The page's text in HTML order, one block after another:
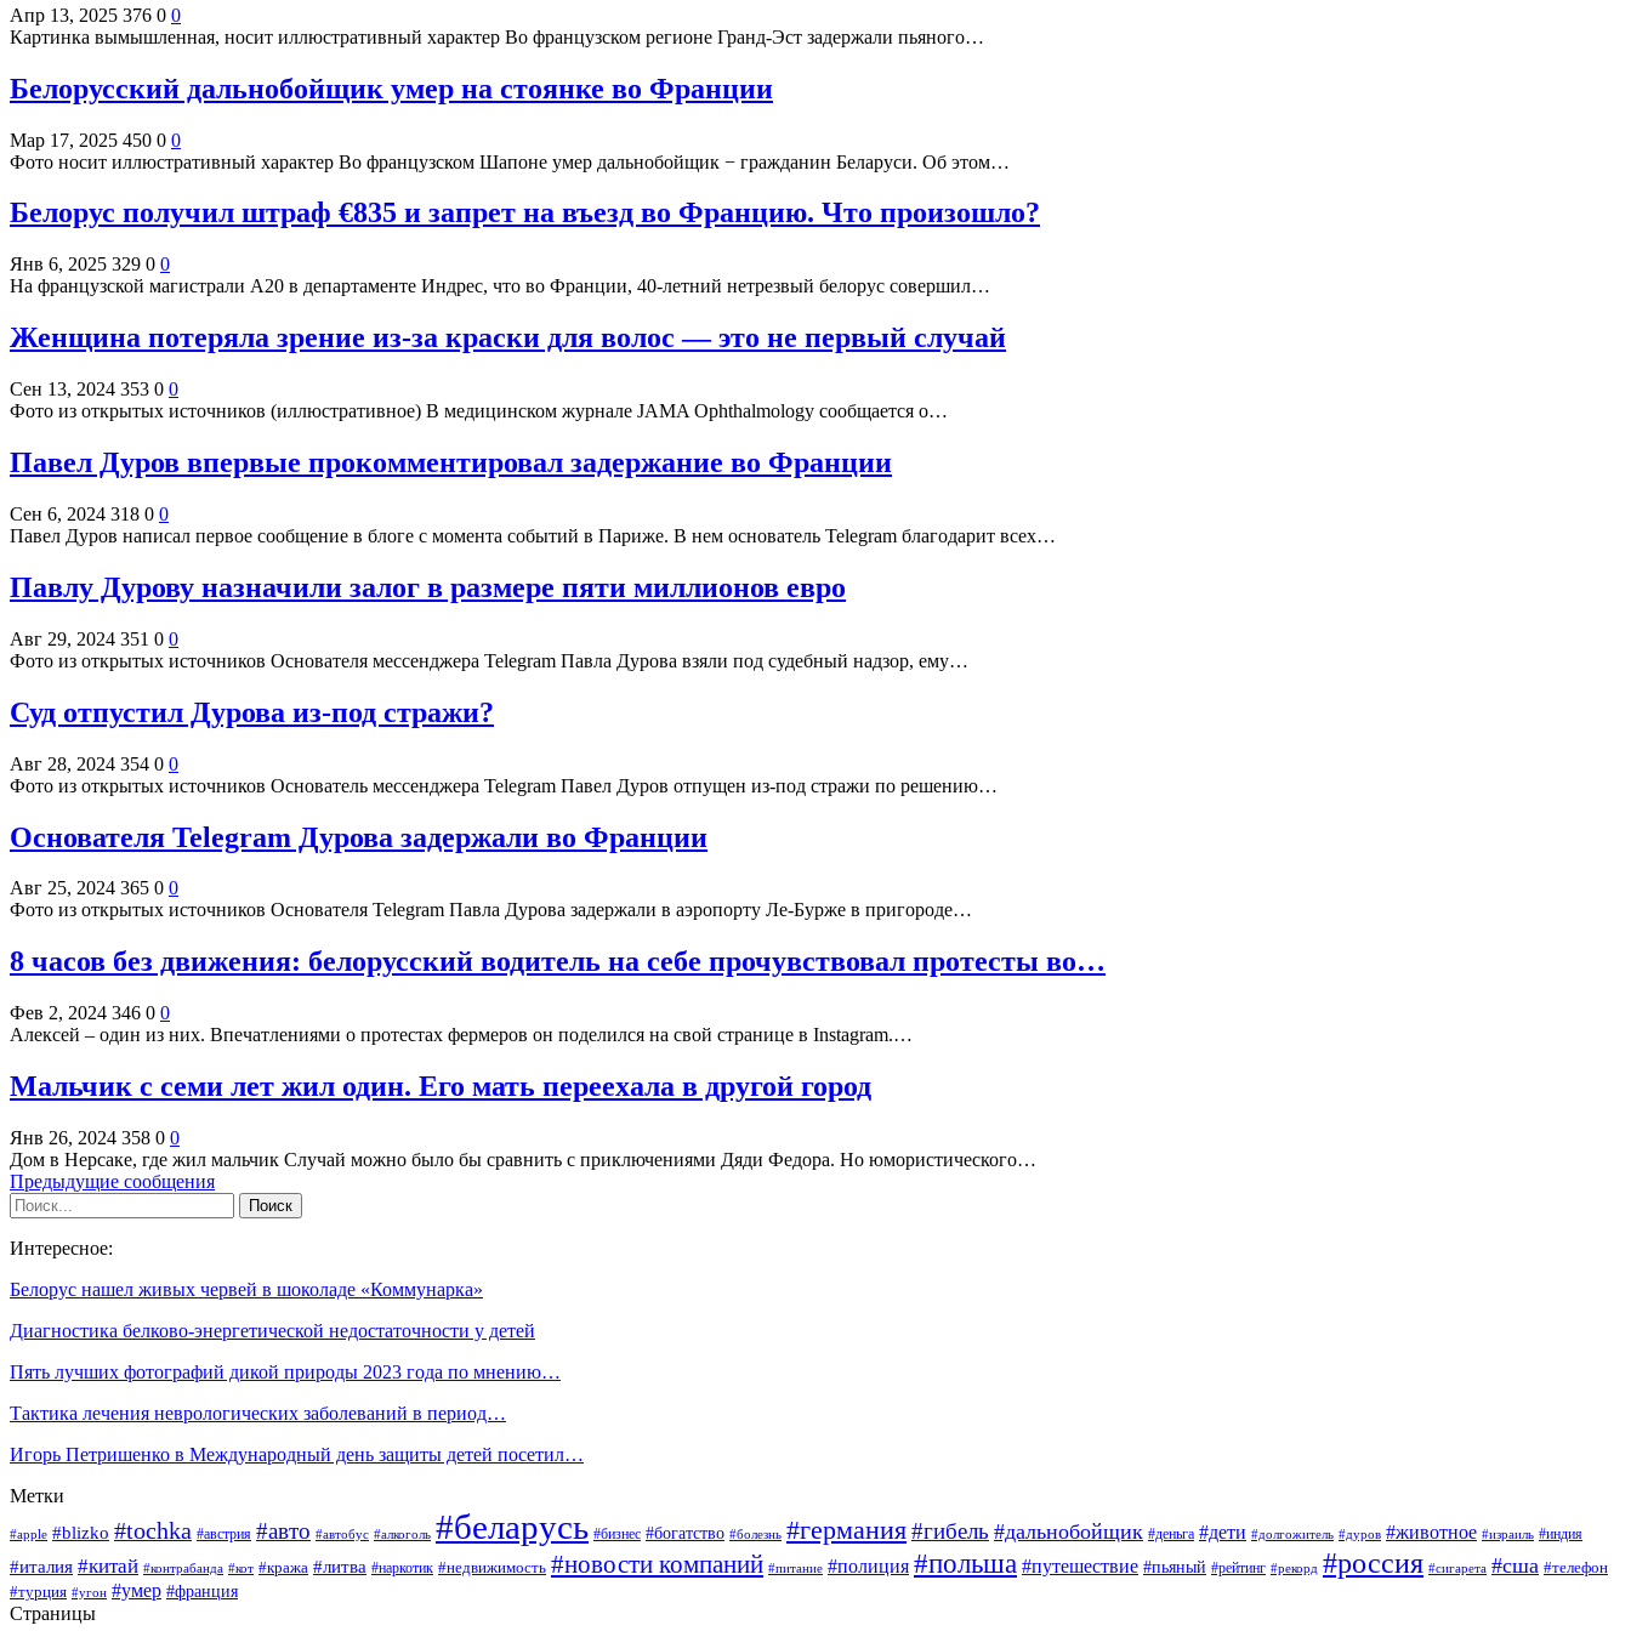
Апр 13, 2025 376 0 0
Картинка вымышленная, носит иллюстративный характер Во французском регионе Гранд-Эст задержали пьяного…
Белорусский дальнобойщик умер на стоянке во Франции
Мар 17, 2025 450 0 0
Фото носит иллюстративный характер Во французском Шапоне умер дальнобойщик − гражданин Беларуси. Об этом…
Белорус получил штраф €835 и запрет на въезд во Францию. Что произошло?
Янв 6, 2025 329 0 0
На французской магистрали А20 в департаменте Индрес, что во Франции, 40-летний нетрезвый белорус совершил…
Женщина потеряла зрение из-за краски для волос — это не первый случай
Сен 13, 2024 353 0 0
Фото из открытых источников (иллюстративное) В медицинском журнале JAMA Ophthalmology сообщается о…
Павел Дуров впервые прокомментировал задержание во Франции
Сен 6, 2024 318 0 0
Павел Дуров написал первое сообщение в блоге с момента событий в Париже. В нем основатель Telegram благодарит всех…
Павлу Дурову назначили залог в размере пяти миллионов евро
Авг 29, 2024 351 0 0
Фото из открытых источников Основателя мессенджера Telegram Павла Дурова взяли под судебный надзор, ему…
Суд отпустил Дурова из-под стражи?
Авг 28, 2024 354 0 0
Фото из открытых источников Основатель мессенджера Telegram Павел Дуров отпущен из-под стражи по решению…
Основателя Telegram Дурова задержали во Франции
Авг 25, 2024 365 0 0
Фото из открытых источников Основателя Telegram Павла Дурова задержали в аэропорту Ле-Бурже в пригороде…
8 часов без движения: белорусский водитель на себе прочувствовал протесты во…
Фев 2, 2024 346 0 0
Алексей – один из них. Впечатлениями о протестах фермеров он поделился на свой странице в Instagram.…
Мальчик с семи лет жил один. Его мать переехала в другой город
Янв 26, 2024 358 0 0
Дом в Нерсаке, где жил мальчик Случай можно было бы сравнить с приключениями Дяди Федора. Но юмористического…
Предыдущие сообщения
Интересное:
Белорус нашел живых червей в шоколаде «Коммунарка»
Диагностика белково-энергетической недостаточности у детей
Пять лучших фотографий дикой природы 2023 года по мнению…
Тактика лечения неврологических заболеваний в период…
Игорь Петришенко в Международный день защиты детей посетил…
Метки
#apple #blizko #tochka #австрия #авто #автобус #алкоголь #беларусь #бизнес #богатство #болезнь #германия#гибель #дальнобойщик #деньга #дети #долгожитель #дуров #животное #израиль #индия
#италия #китай #контрабанда #кот #кража #литва #наркотик #недвижимость #новости компаний #питание #полиция #польша #путешествие #пьяный #рейтинг #рекорд #россия #сигарета #сша #телефон
#турция #угон #умер #франция
Страницы